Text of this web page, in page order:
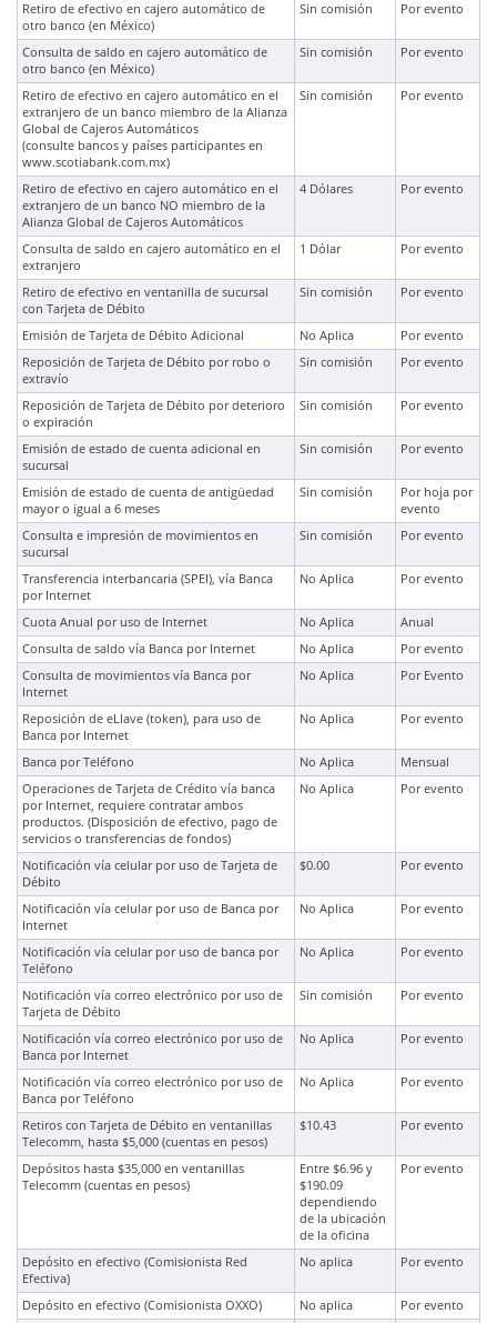
Retiro de efectivo en cajero automático de
otro banco (en México)
Sin comisión Por evento
Consulta de saldo en cajero automático de
otro banco (en México)
Sin comisión Por evento
Retiro de efectivo en cajero automático en el
extranjero de un banco miembro de la Alianza
Global de Cajeros Automáticos
(consulte bancos y países participantes en
www.scotiabank.com.mx)
Sin comisión Por evento
Retiro de efectivo en cajero automático en el
extranjero de un banco NO miembro de la
Alianza Global de Cajeros Automáticos
4 Dólares Por evento
Consulta de saldo en cajero automático en el
extranjero
1 Dólar Por evento
Retiro de efectivo en ventanilla de sucursal
con Tarjeta de Débito
Sin comisión Por evento
Emisión de Tarjeta de Débito Adicional No Aplica
Por evento
Reposición de Tarjeta de Débito por robo o
extravío
Sin comisión Por evento
Reposición de Tarjeta de Débito por deterioro
o expiración
Sin comisión Por evento
Emisión de estado de cuenta adicional en
sucursal
Sin comisión Por evento
Emisión de estado de cuenta de antigüedad
mayor o igual a 6 meses
Sin comisión
Por hoja por
evento
Consulta e impresión de movimientos en
sucursal
Sin comisión Por evento
Transferencia interbancaria (SPEI), vía Banca
por Internet
No Aplica Por evento
Cuota Anual por uso de Internet No Aplica
Anual
Consulta de saldo vía Banca por Internet
No Aplica
Por evento
Consulta de movimientos vía Banca por
Internet
No Aplica Por Evento
Reposición de eLlave (token), para uso de
Banca por Internet
No Aplica Por evento
Banca por Teléfono No Aplica
Mensual
Operaciones de Tarjeta de Crédito vía banca
por Internet, requiere contratar ambos
productos. (Disposición de efectivo, pago de
servicios o transferencias de fondos)
No Aplica Por evento
Notificación vía celular por uso de Tarjeta de
Débito
$0.00 Por evento
Notificación vía celular por uso de Banca por
Internet
No Aplica Por evento
Notificación vía celular por uso de banca por
Teléfono
No Aplica Por evento
Notificación vía correo electrónico por uso de
Tarjeta de Débito
Sin comisión Por evento
Notificación vía correo electrónico por uso de
Banca por Internet
No Aplica Por evento
Notificación vía correo electrónico por uso de
Banca por Teléfono
No Aplica Por evento
Retiros con Tarjeta de Débito en ventanillas
Telecomm, hasta $5,000 (cuentas en pesos)
$10.43 Por evento
Depósitos hasta $35,000 en ventanillas
Telecomm (cuentas en pesos)
Entre $6.96 y
$190.09
dependiendo
de la ubicación
de la oficina
Por evento
Depósito en efectivo (Comisionista Red
Efectiva)
No aplica Por evento
Depósito en efectivo (Comisionista OXXO) No aplica
Por evento